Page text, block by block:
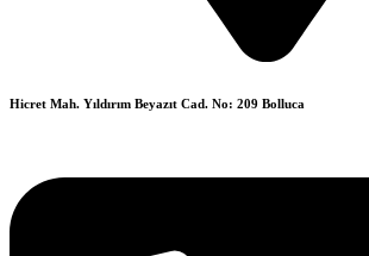
Hicret Mah. Yıldırım Beyazıt Cad. No: 209 Bolluca